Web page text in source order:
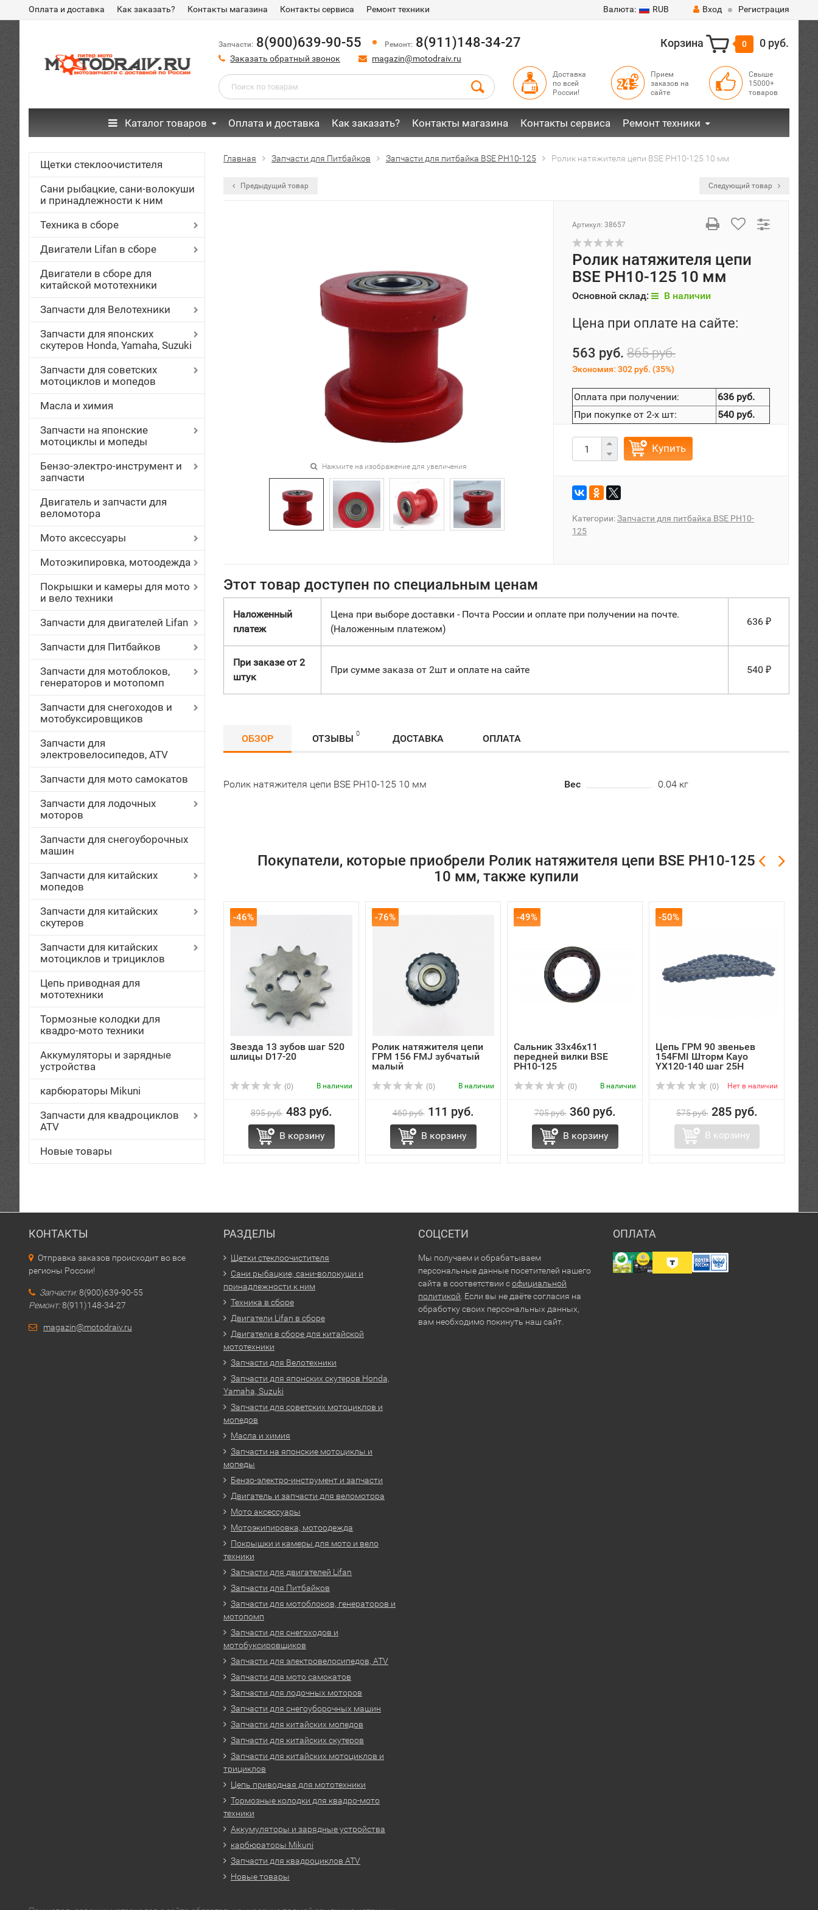
Оплата и доставка Как заказать? Контакты магазина Контакты сервиса Ремонт техники Валюта: RUB Вход Регистрация
Запчасти: 8(900)639-90-55 Ремонт: 8(911)148-34-27
Заказать обратный звонок magazin@motodraiv.ru
Корзина 0 0 руб.
Доставка
по всей
России!
Прием
заказов на
сайте
Свыше
15000+
товаров
Каталог товаров Оплата и доставка Как заказать? Контакты магазина Контакты сервиса Ремонт техники
Щетки стеклоочистителя
Сани рыбацкие, сани-волокуши
и принадлежности к ним
Техника в сборе
Двигатели Lifan в сборе
Двигатели в сборе для
китайской мототехники
Запчасти для Велотехники
Запчасти для японских
скутеров Honda, Yamaha, Suzuki
Запчасти для советских
мотоциклов и мопедов
Масла и химия
Запчасти на японские
мотоциклы и мопеды
Бензо-электро-инструмент и
запчасти
Двигатель и запчасти для
веломотора
Мото аксессуары
Мотоэкипировка, мотоодежда
Покрышки и камеры для мото
и вело техники
Запчасти для двигателей Lifan
Запчасти для Питбайков
Запчасти для мотоблоков,
генераторов и мотопомп
Запчасти для снегоходов и
мотобуксировщиков
Запчасти для
электровелосипедов, ATV
Запчасти для мото самокатов
Запчасти для лодочных
моторов
Запчасти для снегоуборочных
машин
Запчасти для китайских
мопедов
Запчасти для китайских
скутеров
Запчасти для китайских
мотоциклов и трициклов
Цепь приводная для
мототехники
Тормозные колодки для
квадро-мото техники
Аккумуляторы и зарядные
устройства
карбюраторы Mikuni
Запчасти для квадроциклов
ATV
Новые товары
Главная Запчасти для Питбайков Запчасти для питбайка BSE PH10-125 Ролик натяжителя цепи BSE PH10-125 10 мм
Предыдущий товар Следующий товар
Нажмите на изображение для увеличения
Артикул: 38657
Ролик натяжителя цепи
BSE PH10-125 10 мм
Основной склад: В наличии
Цена при оплате на сайте:
563 руб. 865 руб.
Экономия: 302 руб. (35%)
Оплата при получении:
636 руб.
При покупке от 2-х шт:
540 руб.
Купить
Категории:Запчасти для питбайка BSE PH10-
125
Этот товар доступен по специальным ценам
Наложенный
платеж
Цена при выборе доставки - Почта России и оплате при получении на почте.
(Наложенным платежом)
636 ₽
При заказе от 2
штук
При сумме заказа от 2шт и оплате на сайте 540 ₽
ОБЗОР ОТЗЫВЫ 0 ДОСТАВКА ОПЛАТА
Ролик натяжителя цепи BSE PH10-125 10 мм Вес 0.04 кг
Покупатели, которые приобрели Ролик натяжителя цепи BSE PH10-125
10 мм, также купили
-46%
Звезда 13 зубов шаг 520
шлицы D17-20
(0) В наличии
895 руб. 483 руб.
В корзину
-76%
Ролик натяжителя цепи
ГРМ 156 FMJ зубчатый
малый
(0) В наличии
460 руб. 111 руб.
В корзину
-49%
Сальник 33х46х11
передней вилки BSE
PH10-125
(0) В наличии
705 руб. 360 руб.
В корзину
-50%
Цепь ГРМ 90 звеньев
154FMI Шторм Kayo
YX120-140 шаг 25Н
(0) Нет в наличии
575 руб. 285 руб.
В корзину
КОНТАКТЫ
Отправка заказов происходит во все
регионы России!
Запчасти:8(900)639-90-55
Ремонт:8(911)148-34-27
magazin@motodraiv.ru
РАЗДЕЛЫ
Щетки стеклоочистителя
Сани рыбацкие, сани-волокуши и
принадлежности к ним
Техника в сборе
Двигатели Lifan в сборе
Двигатели в сборе для китайской
мототехники
Запчасти для Велотехники
Запчасти для японских скутеров Honda,
Yamaha, Suzuki
Запчасти для советских мотоциклов и
мопедов
Масла и химия
Запчасти на японские мотоциклы и
мопеды
Бензо-электро-инструмент и запчасти
Двигатель и запчасти для веломотора
Мото аксессуары
Мотоэкипировка, мотоодежда
Покрышки и камеры для мото и вело
техники
Запчасти для двигателей Lifan
Запчасти для Питбайков
Запчасти для мотоблоков, генераторов и
мотопомп
Запчасти для снегоходов и
мотобуксировщиков
Запчасти для электровелосипедов, ATV
Запчасти для мото самокатов
Запчасти для лодочных моторов
Запчасти для снегоуборочных машин
Запчасти для китайских мопедов
Запчасти для китайских скутеров
Запчасти для китайских мотоциклов и
трициклов
Цепь приводная для мототехники
Тормозные колодки для квадро-мото
техники
Аккумуляторы и зарядные устройства
карбюраторы Mikuni
Запчасти для квадроциклов ATV
Новые товары
СОЦСЕТИ
Мы получаем и обрабатываем
персональные данные посетителей нашего
сайта в соответствии софициальной
политикой . Если вы не даёте согласия на
обработку своих персональных данных,
вам необходимо покинуть наш сайт.
ОПЛАТА